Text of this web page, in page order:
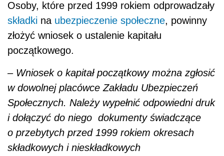
składkowych i nieskładkowych
oraz potwierdzające
wynagrodzenie
uzyskiwane przed 1999 rokiem
ekspertka ZUS.
Polecamy:Monitor prawa pracy i
ubezpieczeń